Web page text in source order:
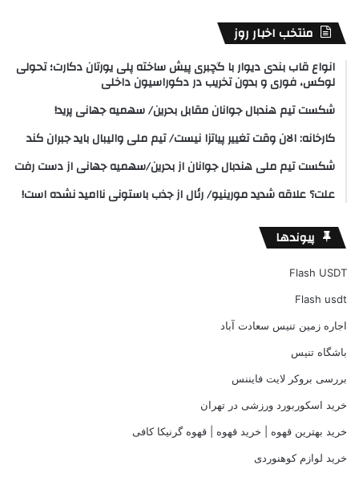
منتخب اخبار روز
انواع قاب بندی دیوار با گچبری پیش ساخته پلی یورتان دکارت؛ تحولی
لوکس، فوری و بدون تخریب در دکوراسیون داخلی
شکست تیم هندبال جوانان مقابل بحرین/ سهمیه جهانی پرید!
کارخانه: الان وقت تغییر پیاتزا نیست/ تیم ملی والیبال باید جبران کند
شکست تیم ملی هندبال جوانان از بحرین/سهمیه جهانی از دست رفت
علت؟ علاقه شدید مورینیو/ رئال از جذب باستونی ناامید نشده است!
پیوندها
Flash USDT
Flash usdt
اجاره زمین تنیس سعادت آباد
باشگاه تنیس
بررسی بروکر لایت فایننس
خرید اسکوربورد ورزشی در تهران
خرید بهترین قهوه | خرید قهوه | قهوه گرنیکا کافی
خرید لوازم کوهنوردی